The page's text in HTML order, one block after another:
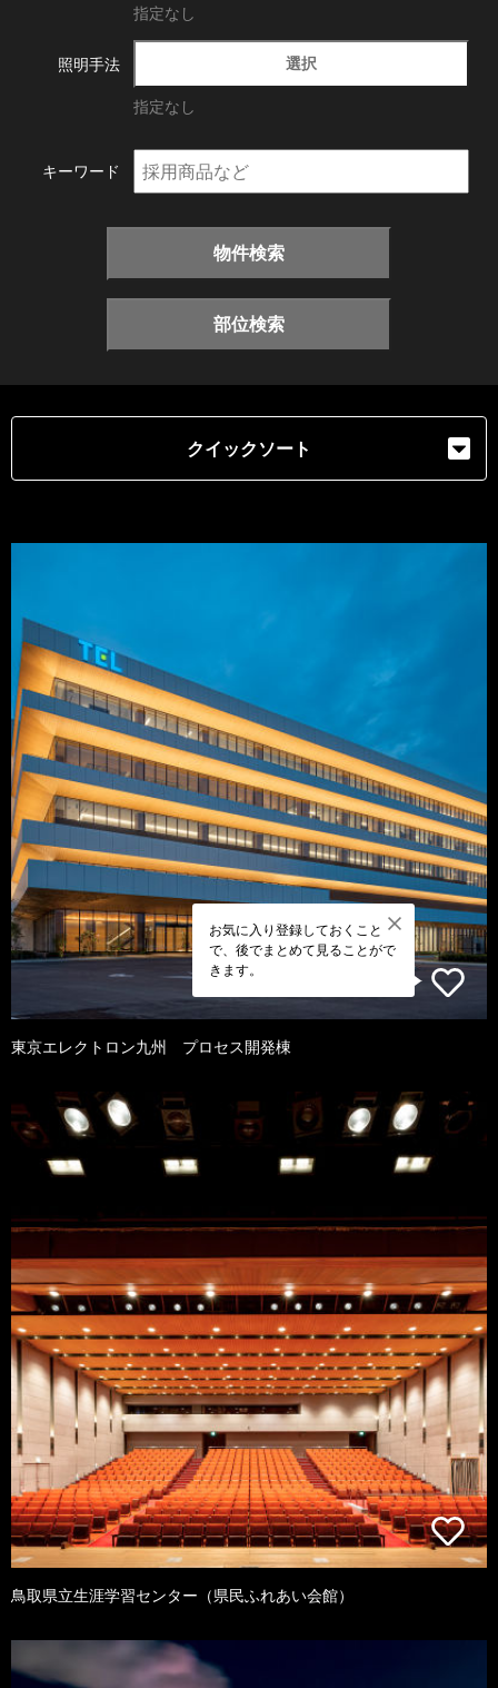
指定なし
照明手法 選択
指定なし
キーワード
物件検索
部位検索
クイックソート
お気に入り登録しておくこと
で、後でまとめて見ることがで
きます。
東京エレクトロン九州 プロセス開発棟
鳥取県立生涯学習センター（県民ふれあい会館）